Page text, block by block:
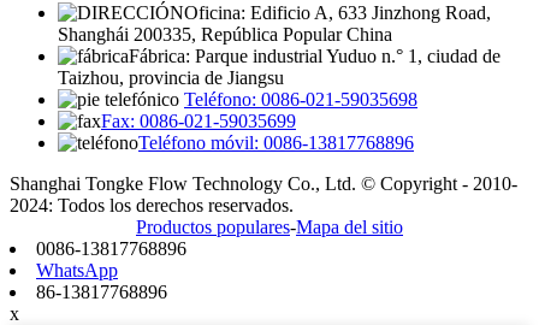
Oficina: Edificio A, 633 Jinzhong Road,
Shanghái 200335, República Popular China
Fábrica: Parque industrial Yuduo n.° 1, ciudad de
Taizhou, provincia de Jiangsu
Teléfono: 0086-021-59035698
Fax: 0086-021-59035699
Teléfono móvil: 0086-13817768896
Shanghai Tongke Flow Technology Co., Ltd. © Copyright - 2010-
2024: Todos los derechos reservados.
Productos populares-Mapa del sitio
0086-13817768896
WhatsApp
86-13817768896
x